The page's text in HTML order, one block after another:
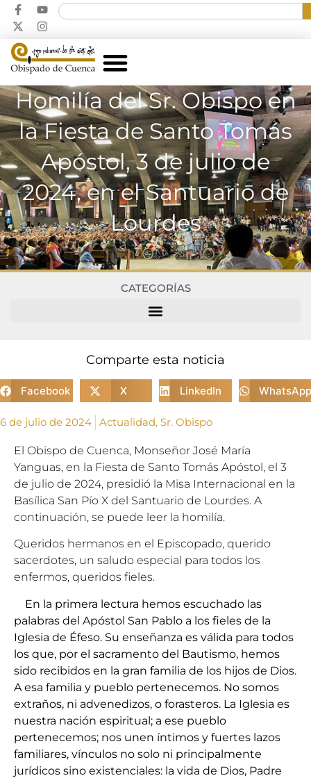
Homilía del Sr. Obispo en
la Fiesta de Santo Tomás
Apóstol, 3 de julio de
2024, en el Santuario de
Lourdes
CATEGORÍAS
Comparte esta noticia
Facebook X LinkedIn WhatsApp
6 de julio de 2024 Actualidad, Sr. Obispo
El Obispo de Cuenca, Monseñor José María
Yanguas, en la Fiesta de Santo Tomás Apóstol, el 3
de julio de 2024, presidió la Misa Internacional en la
Basílica San Pío X del Santuario de Lourdes. A
continuación, se puede leer la homilía.
Queridos hermanos en el Episcopado, querido
sacerdotes, un saludo especial para todos los
enfermos, queridos fieles.
En la primera lectura hemos escuchado las
palabras del Apóstol San Pablo a los fieles de la
Iglesia de Éfeso. Su enseñanza es válida para todos
los que, por el sacramento del Bautismo, hemos
sido recibidos en la gran familia de los hijos de Dios.
A esa familia y pueblo pertenecemos. No somos
extraños, ni advenedizos, o forasteros. La Iglesia es
nuestra nación espiritual; a ese pueblo
pertenecemos; nos unen íntimos y fuertes lazos
familiares, vínculos no solo ni principalmente
jurídicos sino existenciales: la vida de Dios, Padre